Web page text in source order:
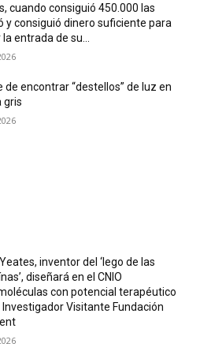
cuando consiguió 450.000 las
y consiguió dinero suficiente para
entrada de su...
de encontrar “destellos” de luz en
gris
inventor del ‘lego de las
diseñará en el CNIO
con potencial terapéutico
Visitante Fundación